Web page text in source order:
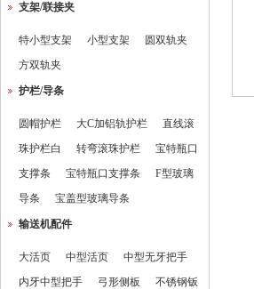
支架/联接夹
特小型支架 小型支架
圆双轨夹
方双轨夹
护栏/导条
圆帽护栏 大C加铝轨护栏
直线滚
珠护栏白
转弯滚珠护栏
宝特瓶口
支撑条
宝特瓶口支撑条
F型玻璃
导条
宝盖型玻璃导条
输送机配件
大活页 中型活页
中型无牙把手
内牙中型把手
弓形侧板
不锈钢钣